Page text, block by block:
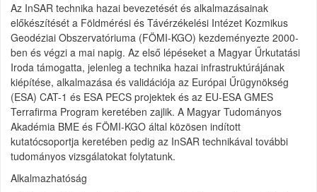
Az InSAR technika hazai bevezetését és alkalmazásainak
előkészítését a Földmérési és Távérzékelési Intézet Kozmikus
Geodéziai Obszervatóriuma (FÖMI-KGO) kezdeményezte 2000-
ben és végzi a mai napig. Az első lépéseket a Magyar Űrkutatási
Iroda támogatta, jelenleg a technika hazai infrastruktúrájának
kiépítése, alkalmazása és validációja az Európai Űrügynökség
(ESA) CAT-1 és ESA PECS projektek és az EU-ESA GMES
Terrafirma Program keretében zajlik. A Magyar Tudományos
Akadémia BME és FÖMI-KGO által közösen indított
kutatócsoportja keretében pedig az InSAR technikával további
tudományos vizsgálatokat folytatunk.
Alkalmazhatóság